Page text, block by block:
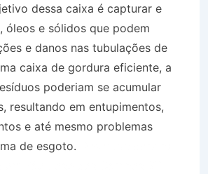
dessa caixa é capturar e
óleos e sólidos que podem
e danos nas tubulações de
caixa de gordura eficiente, a
poderiam se acumular
resultando em entupimentos,
e até mesmo problemas
de esgoto.